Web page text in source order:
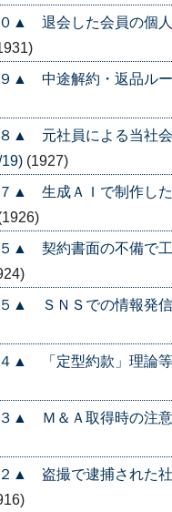
▲ 退会した会員の個
▲ 中途解約・返品ル
▲ 元社員による当社
(1927)
▲ 生成ＡＩで制作し
▲ 契約書面の不備で
▲ ＳＮＳでの情報発
▲ 「定型約款」理論
▲ Ｍ＆Ａ取得時の注
▲ 盗撮で逮捕された